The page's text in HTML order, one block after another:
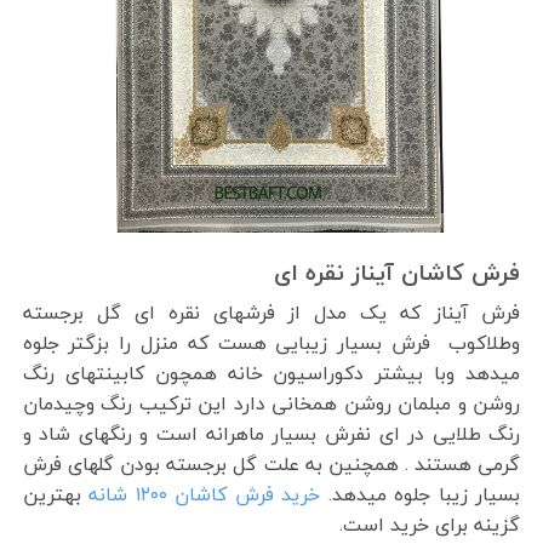
فرش کاشان آیناز نقره ای
فرش آیناز که یک مدل از فرشهای نقره ای گل برجسته
وطلاکوب فرش بسیار زیبایی هست که منزل را بزگتر جلوه
میدهد وبا بیشتر دکوراسیون خانه همچون کابینتهای رنگ
روشن و مبلمان روشن همخانی دارد این ترکیب رنگ وچیدمان
رنگ طلایی در ای نفرش بسیار ماهرانه است و رنگهای شاد و
گرمی هستند . همچنین به علت گل برجسته بودن گلهای فرش
بسیار زیبا جلوه میدهد. خرید فرش کاشان ۱۲۰۰ شانه
بهترین
گزینه برای خرید است.